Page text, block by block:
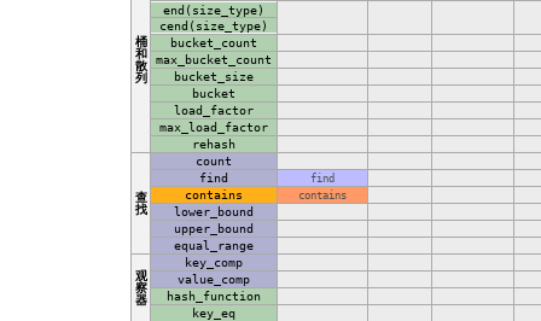
桶
和
散
列
end(size_type)
cend(size_type)
bucket_count
max_bucket_count
bucket_size
bucket
load_factor
max_load_factor
rehash
查
找
count
find
find
contains contains
lower_bound
upper_bound
equal_range
观
察
器
key_comp
value_comp
hash_function
key_eq